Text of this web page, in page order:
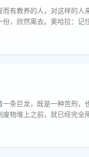
有教养的人，对这样的
，欣然离去。奥哈拉：记
条巨龙，既是一种苦刑
物堆上之前，就已经完全